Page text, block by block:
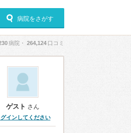
病院をさがす
病院・ 264,124 口コミ
ゲスト さん
グインしてください